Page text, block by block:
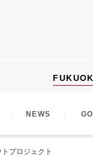
NEWS
プロジェクト